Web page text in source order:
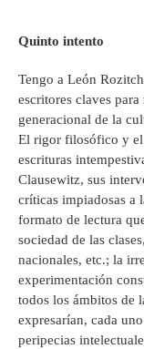
Quinto intento
Tengo a León
escritores claves
generacional de la
El rigor filosófico y
escrituras
Clausewitz, sus
críticas impiadosas a
formato de lectura
sociedad de las
nacionales, etc.; la
experimentación
todos los ámbitos de
expresarían, cada
peripecias